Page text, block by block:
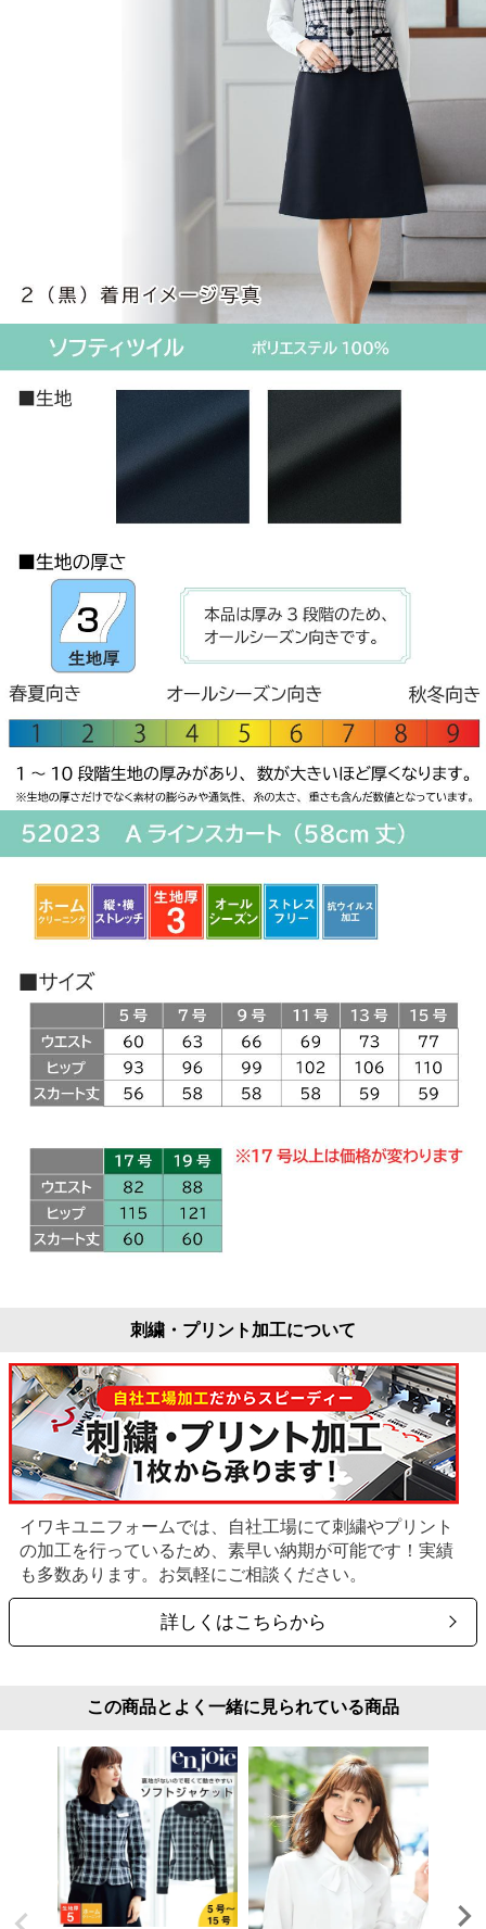
刺繍・プリント加工について
イワキユニフォームでは、自社工場にて刺繍やプリント
の加工を行っているため、素早い納期が可能です！実績
も多数あります。お気軽にご相談ください。
詳しくはこちらから
この商品とよく一緒に見られている商品